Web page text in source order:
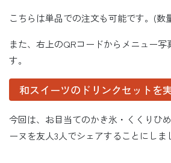
こちらは単品での注文も可能です。(数
また、右上のQRコードからメニュー写
す。
和スイーツのドリンクセットを
今回は、お目当てのかき氷・くくりひ
ーヌを友人3人でシェアすることにしま